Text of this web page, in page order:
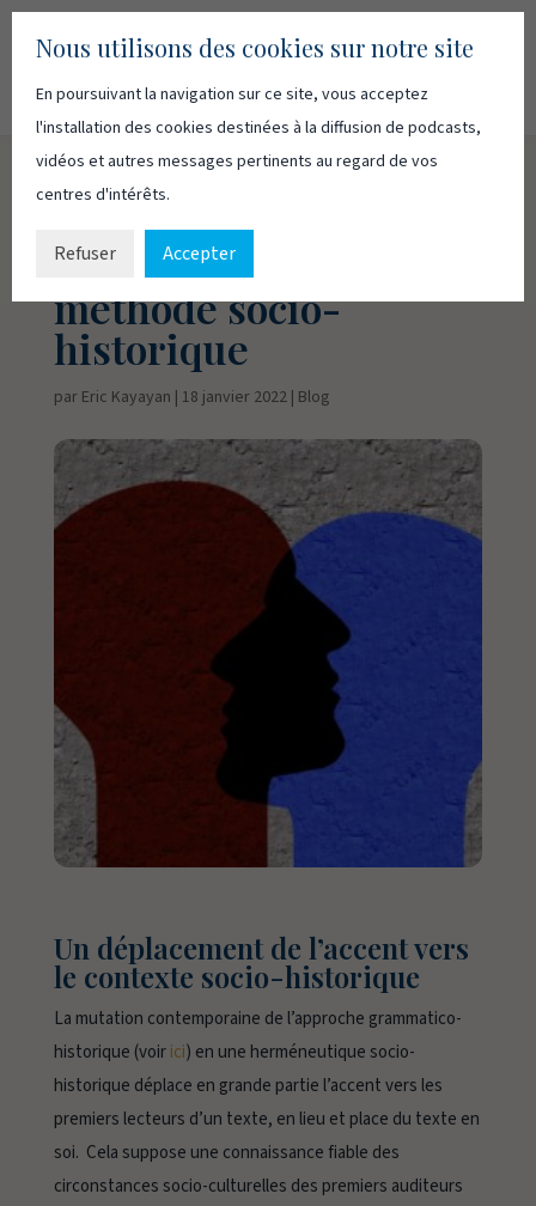
Bible et
herméneutique : La
méthode socio-
historique
par Eric Kayayan | 18 janvier 2022| Blog
Un déplacement de l’accent vers
le contexte socio-historique
La mutation contemporaine de l’approche grammatico-
historique (voirici) en une herméneutiquesocio-
historique déplace en grande partie l’accent vers les
premiers lecteurs d’un texte, en lieu et place du texte en
soi. Cela suppose une connaissance fiable des
circonstances socio-culturelles des premiers auditeurs
Nous utilisons des cookies sur notre site
En poursuivant la navigation sur ce site, vous acceptez
l'installation des cookies destinées à la diffusion de podcasts,
vidéos et autres messages pertinents au regard de vos
centres d'intérêts.
Refuser Accepter